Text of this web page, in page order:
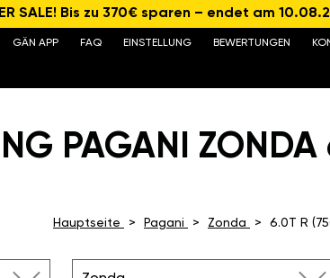
SALE! Bis zu 370€ sparen – endet am
GÄN APP FAQ EINSTELLUNG BEWERTUNGEN
PAGANI ZONDA
Hauptseite Pagani Zonda 6.0T R